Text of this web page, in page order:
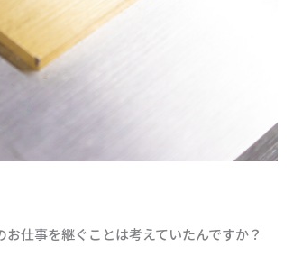
仕事を継ぐことは考えていたんですか？